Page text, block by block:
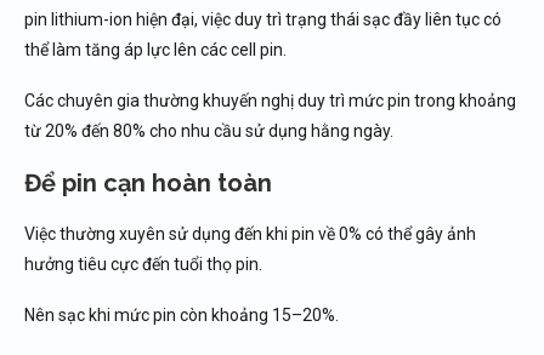
pin lithium-ion hiện đại, việc duy trì trạng thái sạc đầy liên tục có
thể làm tăng áp lực lên các cell pin.
Các chuyên gia thường khuyến nghị duy trì mức pin trong khoảng
từ 20% đến 80% cho nhu cầu sử dụng hằng ngày.
Để pin cạn hoàn toàn
Việc thường xuyên sử dụng đến khi pin về 0% có thể gây ảnh
hưởng tiêu cực đến tuổi thọ pin.
Nên sạc khi mức pin còn khoảng 15–20%.